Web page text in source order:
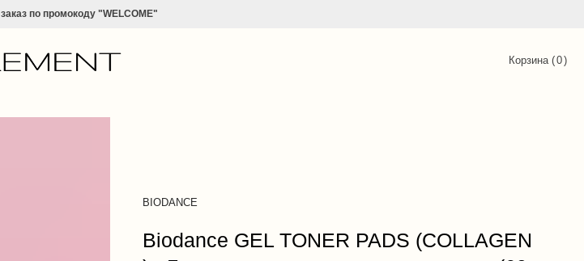
по промокоду "WELCOME"
Корзина ( )
0
Biodance GEL TONER PADS (COLLAGEN
BIODANCE